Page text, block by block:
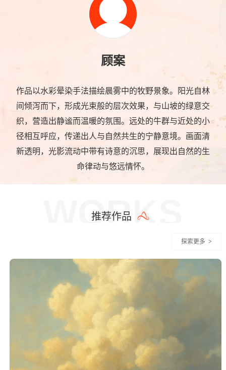
顾案
作品以水彩晕染手法描绘晨雾中的牧野景象。阳光自林
间倾泻而下，形成光束般的层次效果，与山坡的绿意交
织，营造出静谧而温暖的氛围。远处的牛群与近处的小
径相互呼应，传递出人与自然共生的宁静意境。画面清
新透明，光影流动中带有诗意的沉思，展现出自然的生
命律动与悠远情怀。
WORKS
推荐作品
探索更多 >